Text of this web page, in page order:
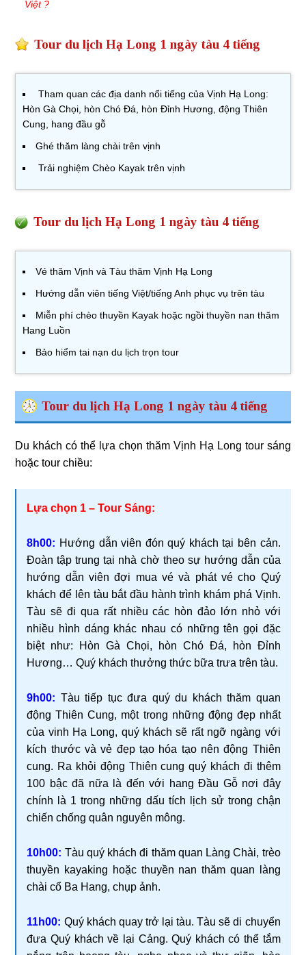
Việt ?
Tour du lịch Hạ Long 1 ngày tàu 4 tiếng
Tham quan các địa danh nổi tiếng của Vịnh Hạ Long:
Hòn Gà Chọi, hòn Chó Đá, hòn Đỉnh Hương, động Thiên
Cung, hang đầu gỗ
Ghé thăm làng chài trên vịnh
Trải nghiệm Chèo Kayak trên vịnh
Tour du lịch Hạ Long 1 ngày tàu 4 tiếng
Vé thăm Vịnh và Tàu thăm Vịnh Hạ Long
Hướng dẫn viên tiếng Việt/tiếng Anh phục vụ trên tàu
Miễn phí chèo thuyền Kayak hoặc ngồi thuyền nan thăm
Hang Luồn
Bảo hiểm tai nạn du lịch trọn tour
Tour du lịch Hạ Long 1 ngày tàu 4 tiếng
Du khách có thể lựa chọn thăm Vịnh Hạ Long tour sáng
hoặc tour chiều:
Lựa chọn 1 – Tour Sáng:
8h00: Hướng dẫn viên đón quý khách tại bên cản.
Đoàn tập trung tại nhà chờ theo sự hướng dẫn của
hướng dẫn viên đợi mua vé và phát vé cho Quý
khách để lên tàu bắt đầu hành trình khám phá Vịnh.
Tàu sẽ đi qua rất nhiều các hòn đảo lớn nhỏ với
nhiều hình dáng khác nhau có những tên gọi đặc
biệt như: Hòn Gà Chọi, hòn Chó Đá, hòn Đỉnh
Hương… Quý khách thưởng thức bữa trưa trên tàu.
9h00: Tàu tiếp tục đưa quý du khách thăm quan
động Thiên Cung, một trong những động đẹp nhất
của vinh Hạ Long, quý khách sẽ rất ngỡ ngàng với
kích thước và vẻ đẹp tạo hóa tạo nên động Thiên
cung. Ra khỏi động Thiên cung quý khách đi thêm
100 bậc đã nữa là đến với hang Đầu Gỗ nơi đây
chính là 1 trong những dấu tích lịch sử trong chận
chiến chống quân nguyên mông.
10h00: Tàu quý khách đi thăm quan Làng Chài, trèo
thuyền kayaking hoặc thuyền nan thăm quan làng
chài cổ Ba Hang, chụp ảnh.
11h00: Quý khách quay trở lại tàu. Tàu sẽ di chuyển
đưa Quý khách về lại Cảng. Quý khách có thể tắm